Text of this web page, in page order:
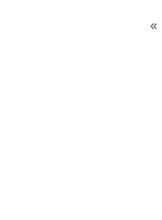
«